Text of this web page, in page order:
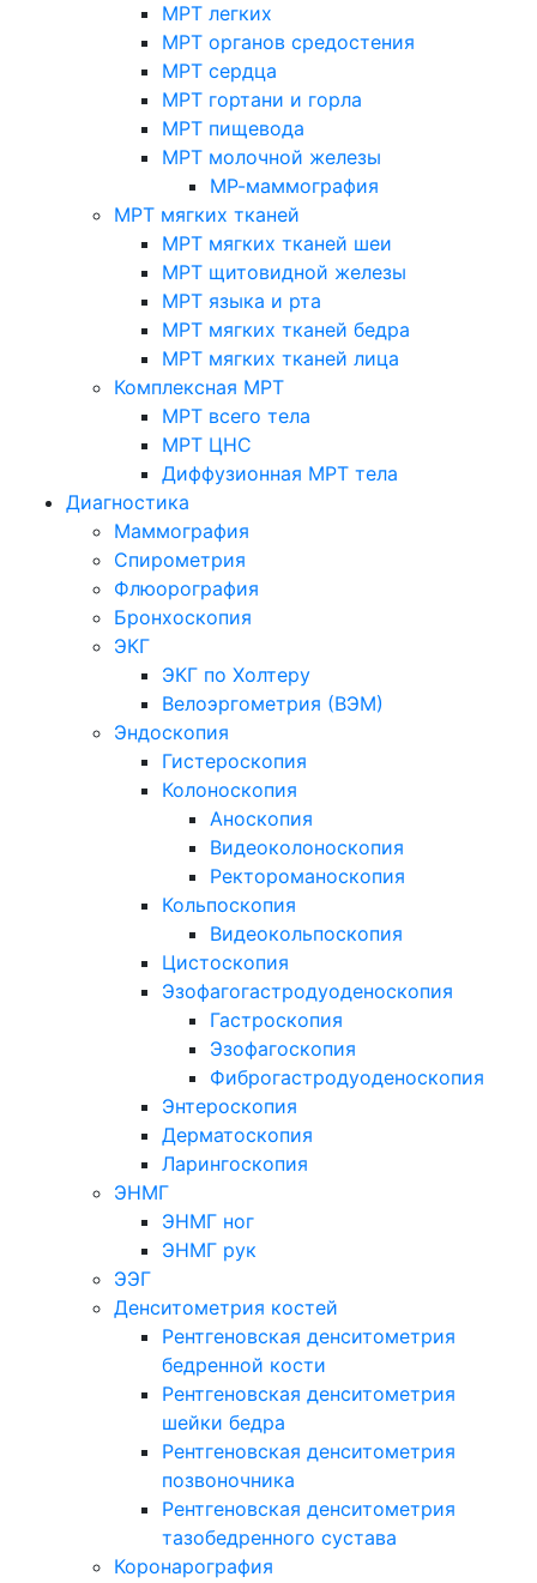
МРТ легких
МРТ органов средостения
МРТ сердца
МРТ гортани и горла
МРТ пищевода
МРТ молочной железы
МР-маммография
МРТ мягких тканей
МРТ мягких тканей шеи
МРТ щитовидной железы
МРТ языка и рта
МРТ мягких тканей бедра
МРТ мягких тканей лица
Комплексная МРТ
МРТ всего тела
МРТ ЦНС
Диффузионная МРТ тела
Диагностика
Маммография
Спирометрия
Флюорография
Бронхоскопия
ЭКГ
ЭКГ по Холтеру
Велоэргометрия (ВЭМ)
Эндоскопия
Гистероскопия
Колоноскопия
Аноскопия
Видеоколоноскопия
Ректороманоскопия
Кольпоскопия
Видеокольпоскопия
Цистоскопия
Эзофагогастродуоденоскопия
Гастроскопия
Эзофагоскопия
Фиброгастродуоденоскопия
Энтероскопия
Дерматоскопия
Ларингоскопия
ЭНМГ
ЭНМГ ног
ЭНМГ рук
ЭЭГ
Денситометрия костей
Рентгеновская денситометрия
бедренной кости
Рентгеновская денситометрия
шейки бедра
Рентгеновская денситометрия
позвоночника
Рентгеновская денситометрия
тазобедренного сустава
Коронарография